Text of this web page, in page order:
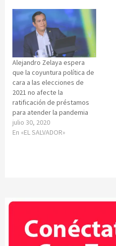
Alejandro Zelaya espera
que la coyuntura política de
cara a las elecciones de
2021 no afecte la
ratificación de préstamos
para atender la pandemia
julio 30, 2020
En «EL SALVADOR»